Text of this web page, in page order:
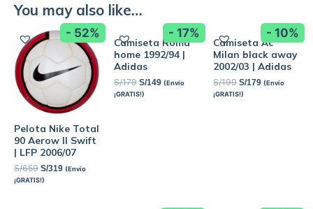
You may also like…
- 52%
Pelota Nike Total
90 Aerow II Swift
| LFP 2006/07
S/659 S/319 (Envío
¡GRATIS!)
- 17%
Camiseta Roma
home 1992/94 |
Adidas
S/179 S/149 (Envío
¡GRATIS!)
- 10%
Camiseta Ac
Milan black away
2002/03 | Adidas
S/199 S/179 (Envío
¡GRATIS!)